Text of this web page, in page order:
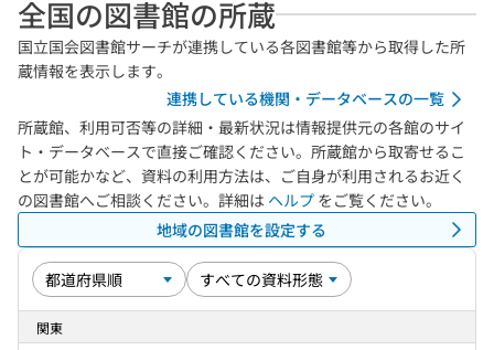
全国の図書館の所蔵
国立国会図書館サーチが連携している各図書館等から取得した所
蔵情報を表示します。
連携している機関・データベースの一覧
所蔵館、利用可否等の詳細・最新状況は情報提供元の各館のサイ
ト・データベースで直接ご確認ください。所蔵館から取寄せるこ
とが可能かなど、資料の利用方法は、ご自身が利用されるお近く
の図書館へご相談ください。詳細は ヘルプ をご覧ください。
地域の図書館を設定する
関東